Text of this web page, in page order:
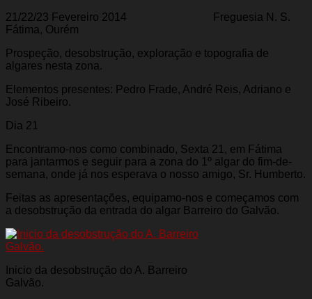
21/22/23 Fevereiro 2014 Freguesia N. S.
Fátima, Ourém
Prospeção, desobstrução, exploração e topografia de
algares nesta zona.
Elementos presentes: Pedro Frade, André Reis, Adriano e
José Ribeiro.
Dia 21
Encontramo-nos como combinado, Sexta 21, em Fátima
para jantarmos e seguir para a zona do 1º algar do fim-de-
semana, onde já nos esperava o nosso amigo, Sr. Humberto.
Feitas as apresentações, equipamo-nos e começamos com
a desobstrução da entrada do algar Barreiro do Galvão.
Inicio da desobstrução do A. Barreiro
Galvão.